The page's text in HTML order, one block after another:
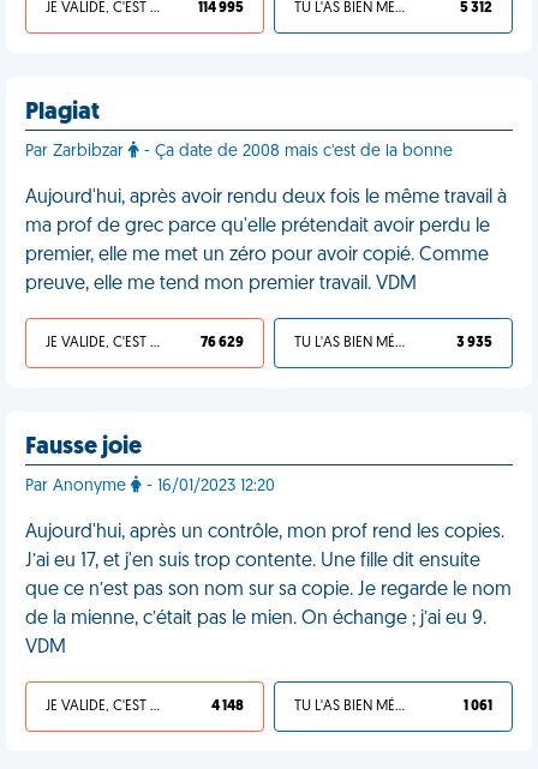
JE VALIDE, C'EST UNE VDM 114 995 TU L'AS BIEN MÉRITÉ 5 312
Plagiat
Par Zarbibzar - Ça date de 2008 mais c'est de la bonne
Aujourd'hui, après avoir rendu deux fois le même travail à
ma prof de grec parce qu'elle prétendait avoir perdu le
premier, elle me met un zéro pour avoir copié. Comme
preuve, elle me tend mon premier travail. VDM
JE VALIDE, C'EST UNE VDM 76 629 TU L'AS BIEN MÉRITÉ 3 935
Fausse joie
Par Anonyme - 16/01/2023 12:20
Aujourd'hui, après un contrôle, mon prof rend les copies.
J’ai eu 17, et j'en suis trop contente. Une fille dit ensuite
que ce n’est pas son nom sur sa copie. Je regarde le nom
de la mienne, c’était pas le mien. On échange ; j’ai eu 9.
VDM
JE VALIDE, C'EST UNE VDM 4 148 TU L'AS BIEN MÉRITÉ 1 061